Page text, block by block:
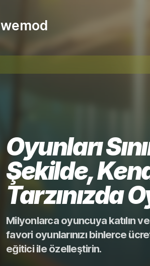
wemod
Oyunları
Şekilde,
Tarzınızda
Milyonlarca oyuncuya katılın
favori oyunlarınızı binlerce
eğitici ile özelleştirin.